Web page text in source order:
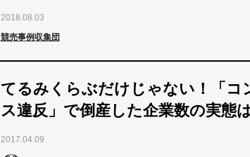
2018.08.03
競売事例収集団
てるみくらぶだけじゃない！「コ
ス違反」で倒産した企業数の実態
2017.04.09